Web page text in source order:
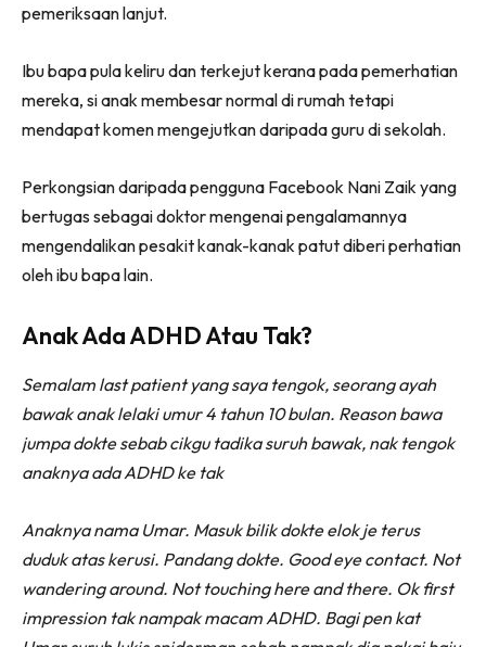
pemeriksaan lanjut.
Ibu bapa pula keliru dan terkejut kerana pada pemerhatian
mereka, si anak membesar normal di rumah tetapi
mendapat komen mengejutkan daripada guru di sekolah.
Perkongsian daripada pengguna Facebook Nani Zaik yang
bertugas sebagai doktor mengenai pengalamannya
mengendalikan pesakit kanak-kanak patut diberi perhatian
oleh ibu bapa lain.
Anak Ada ADHD Atau Tak?
Semalam last patient yang saya tengok, seorang ayah
bawak anak lelaki umur 4 tahun 10 bulan. Reason bawa
jumpa dokte sebab cikgu tadika suruh bawak, nak tengok
anaknya ada ADHD ke tak
Anaknya nama Umar. Masuk bilik dokte elok je terus
duduk atas kerusi. Pandang dokte. Good eye contact. Not
wandering around. Not touching here and there. Ok first
impression tak nampak macam ADHD. Bagi pen kat